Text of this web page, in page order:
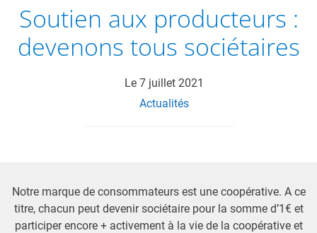
POINTS DE VENTE
PARTICIPER
ME CONNECTER / ADHÉRER
Soutien aux producteurs :
devenons tous sociétaires
Le 7 juillet 2021
Actualités
Notre marque de consommateurs est une coopérative. A ce
titre, chacun peut devenir sociétaire pour la somme d’1€ et
participer encore + activement à la vie de la coopérative et